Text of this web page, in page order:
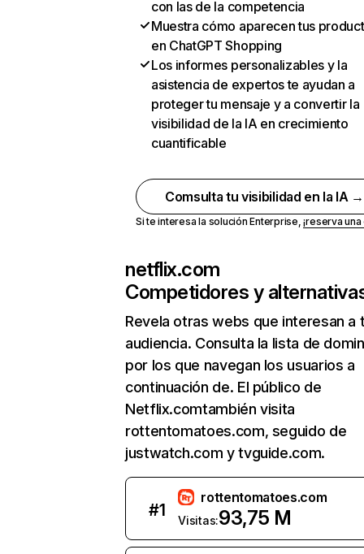
con las de la competencia
Muestra cómo aparecen tus
en ChatGPT Shopping
Los informes personalizables y la
asistencia de expertos te ayudan a
proteger tu mensaje y a convertir la
visibilidad de la IA en crecimiento
cuantificable
Comsulta tu visibilidad en la IA →
Si te interesa la solución Enterprise,¡reserva
netflix.com
Competidores y
Revela otras webs que interesan a
audiencia. Consulta la lista de
por los que navegan los usuarios a
continuación de. El público de
Netflix.comtambién visita
rottentomatoes.com, seguido de
justwatch.com y tvguide.com.
#1
rottentomatoes.com
Visitas:93,75 M